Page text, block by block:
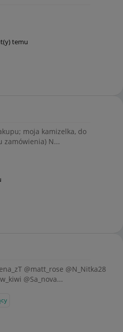
temu
moja kamizelka, do
zamówienia) N...
@matt_rose @N_Nitka28
@Sa_nova...